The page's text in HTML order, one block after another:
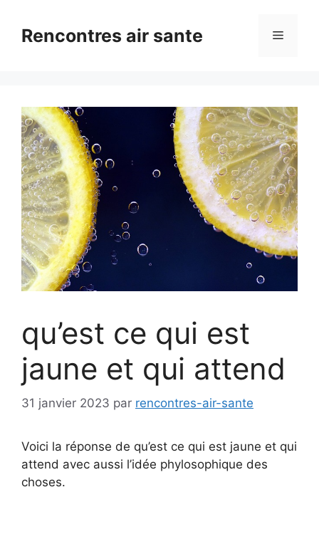
contenuRencontres air sante Menu
qu’est ce qui est
jaune et qui attend
31 janvier 2023 par rencontres-air-sante
Voici la réponse de qu’est ce qui est jaune et qui
attend avec aussi l’idée phylosophique des
choses.